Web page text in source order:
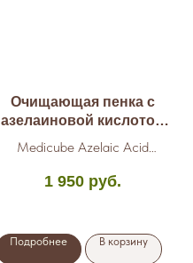
Очищающая пенка с
азелаиновой кислотой
120 мл.
Medicube Azelaic Acid
Foam Cleanser
1 950 руб.
Подробнее В корзину